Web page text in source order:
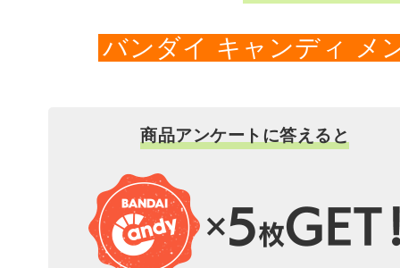
バンダイ キャンディ メ
商品アンケートに答えると